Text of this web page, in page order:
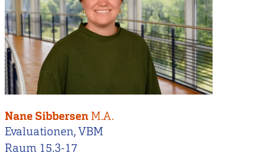
Nane Sibbersen M.A.
Evaluationen, VBM
Raum 15.3-17